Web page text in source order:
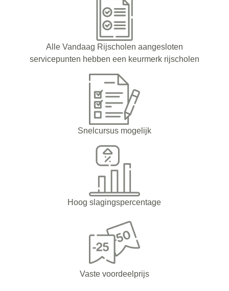
Alle Vandaag Rijscholen aangesloten
servicepunten hebben een keurmerk rijscholen
Snelcursus mogelijk
Hoog slagingspercentage
Vaste voordeelprijs